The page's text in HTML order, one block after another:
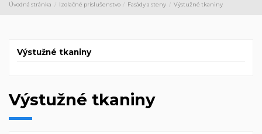
Úvodná stránka Izolačné príslušenstvo Fasády a steny Výstužné tkaniny
Výstužné tkaniny
Výstužné tkaniny